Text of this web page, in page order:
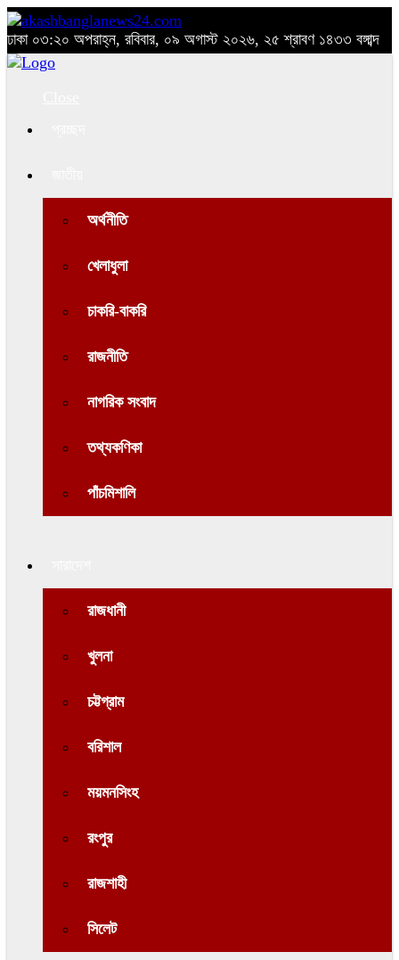
ঢাকা ০৩:২০ অপরাহ্ন, রবিবার, ০৯ অগাস্ট ২০২৬, ২৫ শ্রাবণ ১৪৩৩ বঙ্গাব্দ
অর্থনীতি
খেলাধুলা
চাকরি-বাকরি
রাজনীতি
নাগরিক সংবাদ
তথ্যকণিকা
পাঁচমিশালি
রাজধানী
খুলনা
চট্টগ্রাম
বরিশাল
ময়মনসিংহ
রংপুর
রাজশাহী
সিলেট